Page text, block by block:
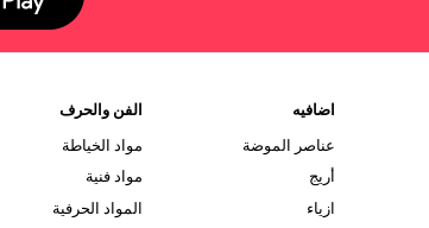
اضافيه
عناصر الموضة
أريج
ازياء
الفن والحرف
مواد الخياطة
مواد فنية
المواد الحرفية